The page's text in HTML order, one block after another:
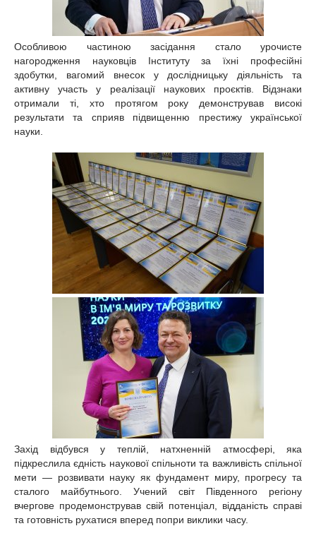
Особливою частиною засідання стало урочисте
нагородження науковців Інституту за їхні професійні
здобутки, вагомий внесок у дослідницьку діяльність та
активну участь у реалізації наукових проєктів. Відзнаки
отримали ті, хто протягом року демонстрував високі
результати та сприяв підвищенню престижу української
науки.
Захід відбувся у теплій, натхненній атмосфері, яка
підкреслила єдність наукової спільноти та важливість спільної
мети — розвивати науку як фундамент миру, прогресу та
сталого майбутнього. Учений світ Південного регіону
вчергове продемонстрував свій потенціал, відданість справі
та готовність рухатися вперед попри виклики часу.